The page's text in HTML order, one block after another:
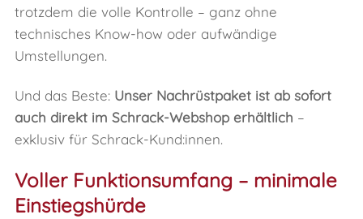
trotzdem die volle Kontrolle – ganz ohne
technisches Know-how oder aufwändige
Umstellungen.
Und das Beste: Unser Nachrüstpaket ist ab sofort
auch direkt im Schrack-Webshop erhältlich –
exklusiv für Schrack-Kund:innen.
Voller Funktionsumfang – minimale
Einstiegshürde